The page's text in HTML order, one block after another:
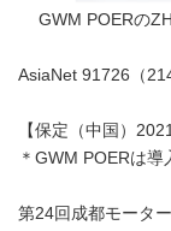
GWM POERの
AsiaNet 91726（
【保定（中国）
＊GWM POERは
第24回成都モータ